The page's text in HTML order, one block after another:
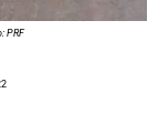
PRF